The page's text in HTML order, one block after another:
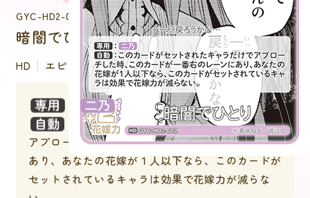
GYC-HD2-012
暗闇でひとり
HD エピソード
：このカードがセットされたキャラだけで
アプローチした時、このカードが一番右のレーンに
あり、あなたの花嫁が１人以下なら、このカードが
セットされているキャラは効果で花嫁力が減らな